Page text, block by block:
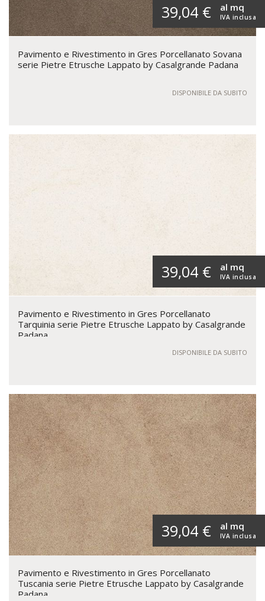
39,04 € IVA inclusa
al mq
Pavimento e Rivestimento in Gres Porcellanato Sovana
serie Pietre Etrusche Lappato by Casalgrande Padana
DISPONIBILE DA SUBITO
39,04 € IVA inclusa
al mq
Pavimento e Rivestimento in Gres Porcellanato
Tarquinia serie Pietre Etrusche Lappato by Casalgrande
Padana
DISPONIBILE DA SUBITO
39,04 € IVA inclusa
al mq
Pavimento e Rivestimento in Gres Porcellanato
Tuscania serie Pietre Etrusche Lappato by Casalgrande
Padana